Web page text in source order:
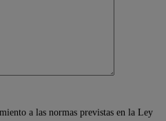
a las normas previstas en la Ley